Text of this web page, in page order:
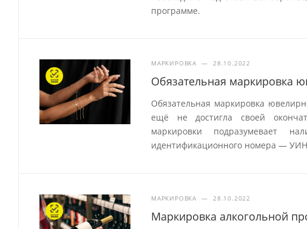
программе.
МАРКИРОВКА — 28.10.2022
Обязательная маркировка
Обязательная маркировка
ещё не достигла своей
маркировки подразумевает
идентификационного номера —
МАРКИРОВКА — 28.10.2022
Маркировка алкогольной